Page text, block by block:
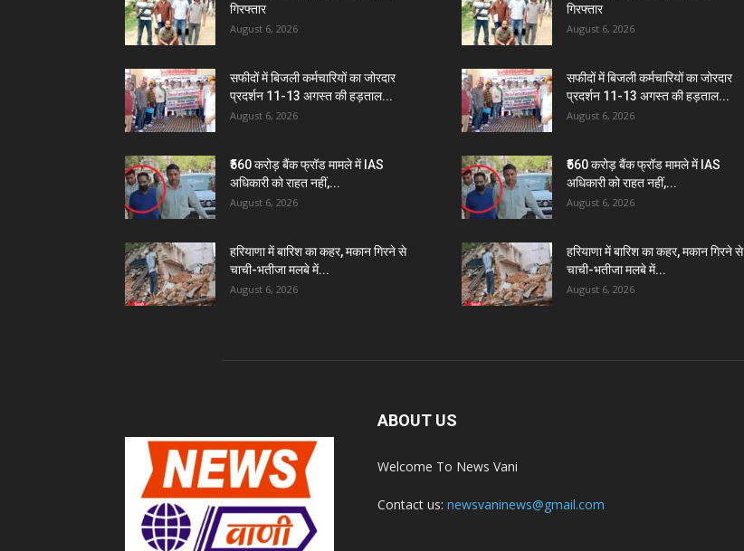
गिरफ्तार
August 6, 2026
सफीदों में बिजली कर्मचारियों का जोरदार
प्रदर्शन 11-13 अगस्त की हड़ताल...
August 6, 2026
₹560 करोड़ बैंक फ्रॉड मामले में IAS
अधिकारी को राहत नहीं,...
August 6, 2026
हरियाणा में बारिश का कहर, मकान गिरने से
चाची-भतीजा मलबे में...
August 6, 2026
गिरफ्तार
August 6, 2026
सफीदों में बिजली कर्मचारियों का जोरदार
प्रदर्शन 11-13 अगस्त की हड़ताल...
August 6, 2026
₹560 करोड़ बैंक फ्रॉड मामले में IAS
अधिकारी को राहत नहीं,...
August 6, 2026
हरियाणा में बारिश का कहर, मकान गिरने से
चाची-भतीजा मलबे में...
August 6, 2026
ABOUT US
Welcome To News Vani
Contact us: newsvaninews@gmail.com